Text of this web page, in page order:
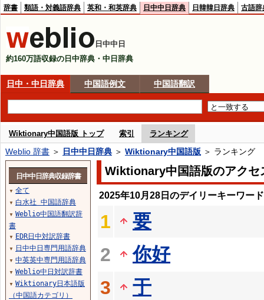
辞書 類語・対義語辞典 英和・和英辞典 日中中日辞典 日韓韓日辞典 古語辞
日中中日
約160万語収録の日中辞典・中日辞典
日中・中日辞典 中国語例文 中国語翻訳
Wiktionary中国語版 トップ 索引 ランキング
Weblio 辞書 ＞ 日中中日辞典 ＞ Wiktionary中国語版 ＞ ランキング
Wiktionary中国語版のアクセ
2025年10月28日のデイリーキーワー
1
要
2
你好
3
于
日中中日辞典収録辞書
▼ 全て
▼ 白水社 中国語辞典
▼ Weblio中国語翻訳辞
書
▼ EDR日中対訳辞書
▼ 日中中日専門用語辞典
▼ 中英英中専門用語辞典
▼ Weblio中日対訳辞書
▼ Wiktionary日本語版
（中国語カテゴリ）